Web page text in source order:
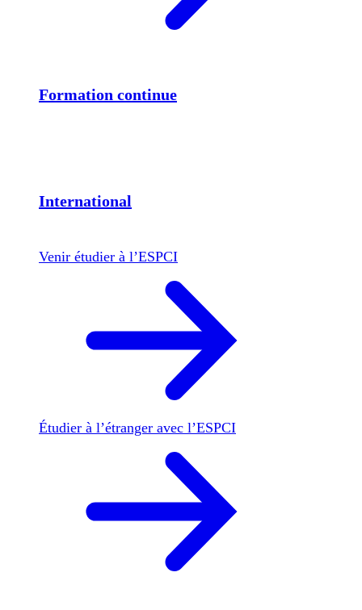
Formation continue
International
Venir étudier à l’ESPCI
Étudier à l’étranger avec l’ESPCI